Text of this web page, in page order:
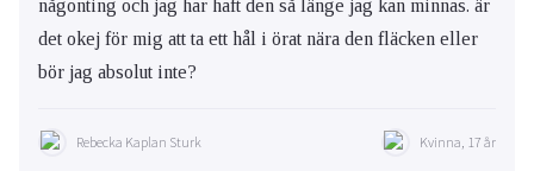
någonting och jag har haft den så länge jag kan minnas. är
det okej för mig att ta ett hål i örat nära den fläcken eller
bör jag absolut inte?
Rebecka Kaplan Sturk Kvinna, 17 år